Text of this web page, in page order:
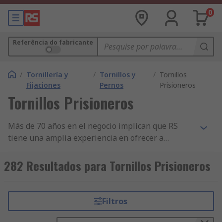
0
Referência do fabricante
/ Tornillería y
Fijaciones
/ Tornillos y
Pernos
/ Tornillos
Prisioneros
Tornillos Prisioneros
Más de 70 años en el negocio implican que RS
tiene una amplia experiencia en ofrecer a
Tornillos sin Cabezal. Ahora apoyamos a
ingenieros de todo el mundo, distribuyendo
productos de Tornillos y Pernos a clientes en más
de 160 países, que saben que pueden confiar en
282 Resultados para Tornillos Prisioneros
Filtros